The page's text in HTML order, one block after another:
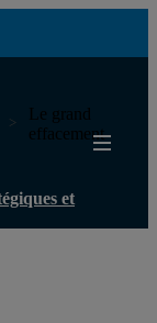
et diplomatiques
Le grand
effacement
et